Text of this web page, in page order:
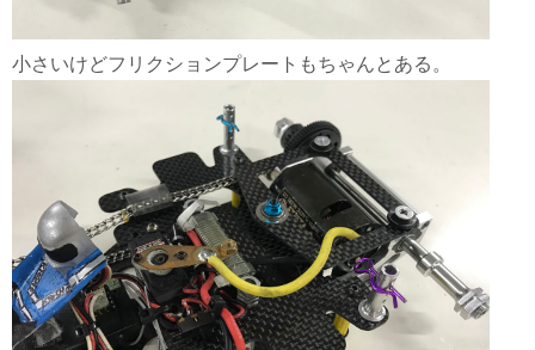
小さいけどフリクションプレートもちゃんとある。